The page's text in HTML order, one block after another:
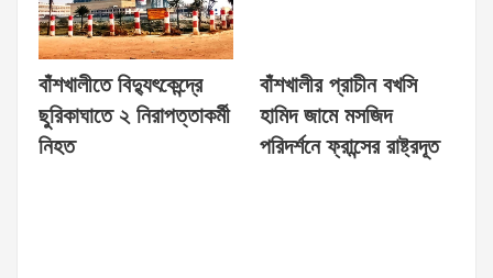
বাঁশখালীতে বিদ্যুৎকেন্দ্রে
ছুরিকাঘাতে ২ নিরাপত্তাকর্মী
নিহত
বাঁশখালীর প্রাচীন বখসি
হামিদ জামে মসজিদ
পরিদর্শনে ফ্রান্সের রাষ্ট্রদূত